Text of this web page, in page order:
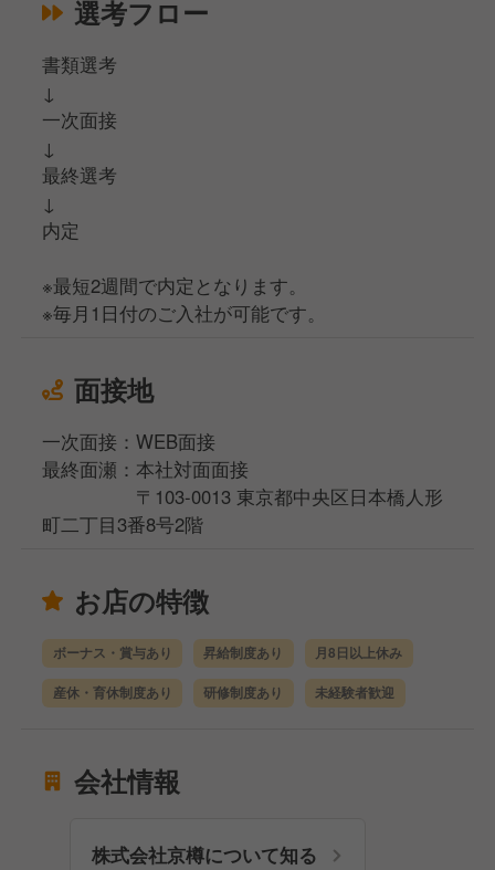
選考フロー
書類選考
↓
一次面接
↓
最終選考
↓
内定
※最短2週間で内定となります。
※毎月1日付のご入社が可能です。
面接地
一次面接：WEB面接
最終面瀬：本社対面面接
〒103-0013 東京都中央区日本橋人形
町二丁目3番8号2階
お店の特徴
ボーナス・賞与あり 昇給制度あり 月8日以上休み
産休・育休制度あり 研修制度あり 未経験者歓迎
会社情報
株式会社京樽について知る